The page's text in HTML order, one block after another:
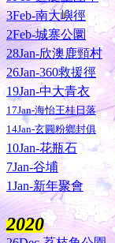
3Feb-南大嶼徑
2Feb-城寨公圜
28Jan-欣澳鹿頸村
26Jan-360救援徑
19Jan-中大青衣
17Jan-海怡王桂日落
14Jan-玄圓粉鄉封俱
10Jan-花瓶石
7Jan-谷埔
1Jan-新年聚會
2020